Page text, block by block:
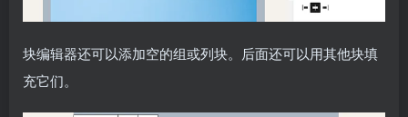
块编辑器还可以添加空的组或列块。后面还可以用其他块填
充它们。